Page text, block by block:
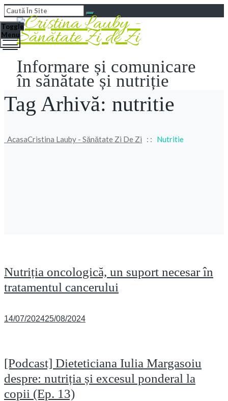
Informare și comunicare
în sănătate și nutriție
Toggle
Menu
Tag Arhivă: nutritie
AcasaCristina Lauby - Sănătate Zi De Zi : : Nutritie
Nutriția oncologică, un suport necesar în
tratamentul cancerului
Posted
14/07/202425/08/2024
[Podcast] Dieteticiana Iulia Margasoiu
despre: nutriția și excesul ponderal la
copii (Ep. 13)